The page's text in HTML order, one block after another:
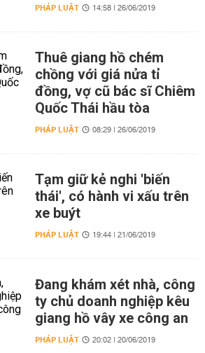
PHÁP LUẬT 14:58 | 26/06/2019
Thuê giang hồ chém
chồng với giá nửa tỉ
đồng, vợ cũ bác sĩ Chiêm
Quốc Thái hầu tòa
PHÁP LUẬT 08:29 | 26/06/2019
Tạm giữ kẻ nghi 'biến
thái', có hành vi xấu trên
xe buýt
PHÁP LUẬT 19:44 | 21/06/2019
Đang khám xét nhà, công
ty chủ doanh nghiệp kêu
giang hồ vây xe công an
PHÁP LUẬT 20:02 | 20/06/2019